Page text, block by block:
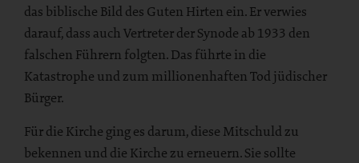
das biblische Bild des Guten Hirten ein. Er verwies
darauf, dass auch Vertreter der Synode ab 1933 den
falschen Führern folgten. Das führte in die
Katastrophe und zum millionenhaften Tod jüdischer
Bürger.
Für die Kirche ging es darum, diese Mitschuld zu
bekennen und die Kirche zu erneuern. Sie sollte